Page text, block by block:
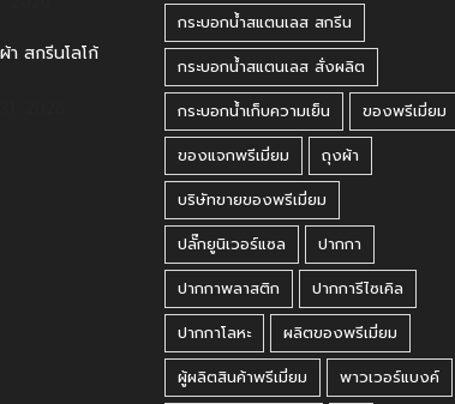
สกรีนโลโก้
กระบอกน้ำสแตนเลส สกรีน
กระบอกน้ำสแตนเลส สั่งผลิต
กระบอกน้ำเก็บความเย็น
ของพรีเมี่ยม
ของแจกพรีเมี่ยม
ถุงผ้า
บริษัทขายของพรีเมี่ยม
ปลั๊กยูนิเวอร์แซล
ปากกา
ปากกาพลาสติก
ปากการีไซเคิล
ปากกาโลหะ
ผลิตของพรีเมี่ยม
ผู้ผลิตสินค้าพรีเมี่ยม
พาวเวอร์แบงค์